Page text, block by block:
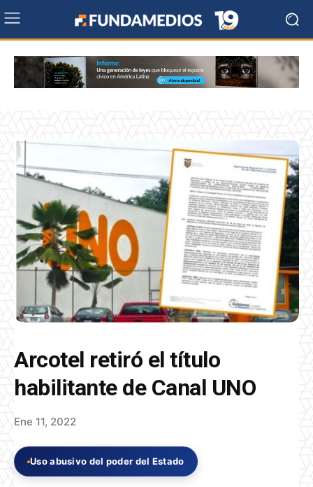
Arcotel retiró el título
habilitante de Canal UNO
Ene 11, 2022
Uso abusivo del poder del Estado